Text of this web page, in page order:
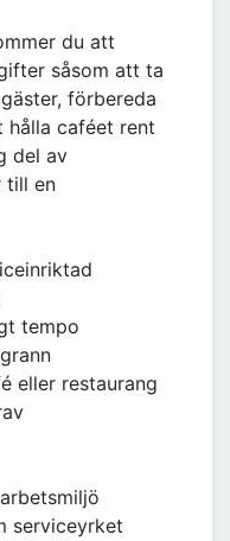
du att
såsom att ta
förbereda
hålla caféet rent
del av
till en
tempo
eller restaurang
serviceyrket